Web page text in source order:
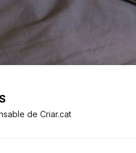
de Criar.cat